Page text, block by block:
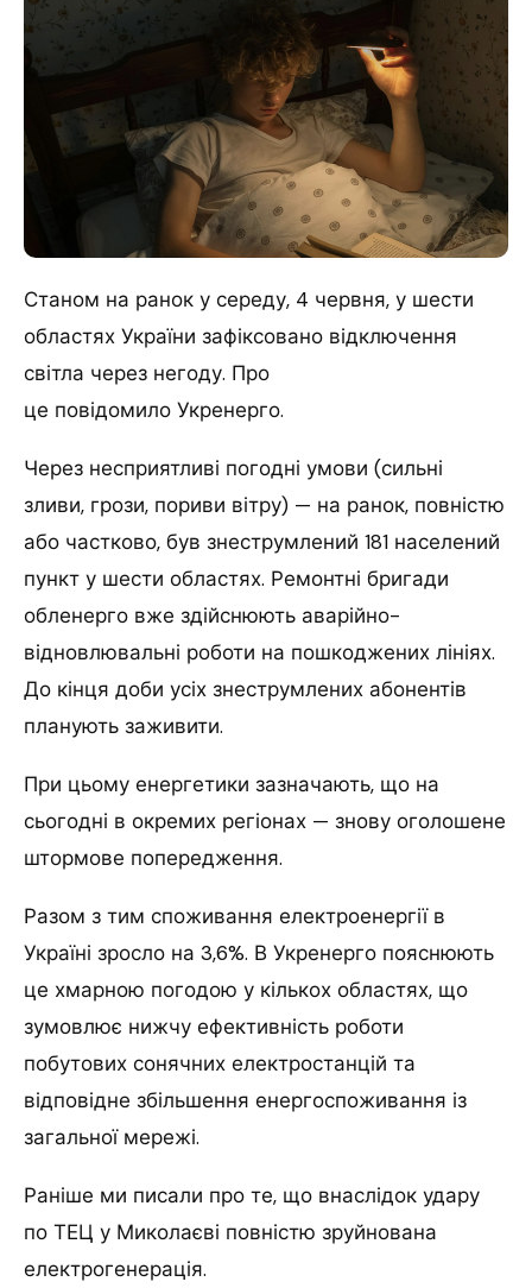
Станом на ранок у середу, 4 червня, у шести
областях України зафіксовано відключення
світла через негоду. Про
це повідомило Укренерго.
Через несприятливі погодні умови (сильні
зливи, грози, пориви вітру) — на ранок, повністю
або частково, був знеструмлений 181 населений
пункт у шести областях. Ремонтні бригади
обленерго вже здійснюють аварійно-
відновлювальні роботи на пошкоджених лініях.
До кінця доби усіх знеструмлених абонентів
планують заживити.
При цьому енергетики зазначають, що на
сьогодні в окремих регіонах — знову оголошене
штормове попередження.
Разом з тим споживання електроенергії в
Україні зросло на 3,6%. В Укренерго пояснюють
це хмарною погодою у кількох областях, що
зумовлює нижчу ефективність роботи
побутових сонячних електростанцій та
відповідне збільшення енергоспоживання із
загальної мережі.
Раніше ми писали про те, що внаслідок удару
по ТЕЦ у Миколаєві повністю зруйнована
електрогенерація.